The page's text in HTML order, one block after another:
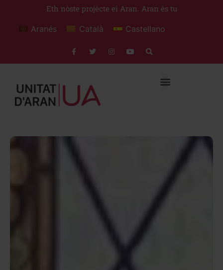
Eth nòste projècte ei Aran. Aran ès tu
Aranés Català Castellano